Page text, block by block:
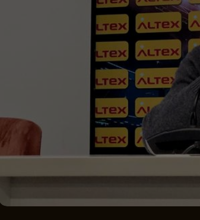
Program TV